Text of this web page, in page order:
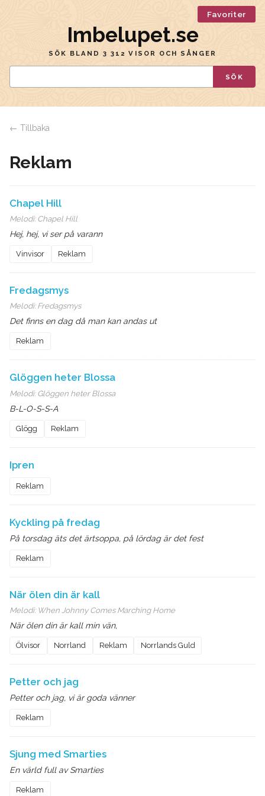
Favoriter
Imbelupet.se
SÖK BLAND 3 312 VISOR OCH SÅNGER
SÖK
← Tillbaka
Reklam
Chapel Hill
Melodi: Chapel Hill
Hej, hej, vi ser på varann
Vinvisor Reklam
Fredagsmys
Melodi: Fredagsmys
Det finns en dag då man kan andas ut
Reklam
Glöggen heter Blossa
Melodi: Glöggen heter Blossa
B-L-O-S-S-A
Glögg Reklam
Ipren
Reklam
Kyckling på fredag
På torsdag äts det ärtsoppa, på lördag är det fest
Reklam
När ölen din är kall
Melodi: When Johnny Comes Marching Home
När ölen din är kall min vän,
Ölvisor Norrland Reklam Norrlands Guld
Petter och jag
Petter och jag, vi är goda vänner
Reklam
Sjung med Smarties
En värld full av Smarties
Reklam